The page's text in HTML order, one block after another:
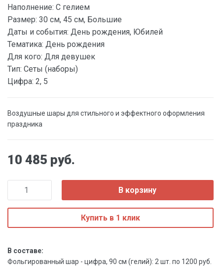
Наполнение: С гелием
Размер: 30 см, 45 см, Большие
Даты и события: День рождения, Юбилей
Тематика: День рождения
Для кого: Для девушек
Тип: Сеты (наборы)
Цифра: 2, 5
Воздушные шары для стильного и эффектного оформления
праздника
10 485 руб.
В корзину
Купить в 1 клик
В составе:
Фольгированный шар - цифра, 90 см (гелий): 2 шт. по 1200 руб.